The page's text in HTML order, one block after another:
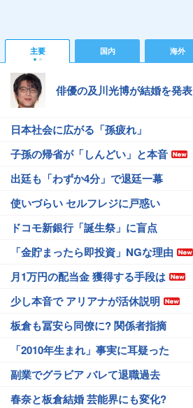
主要 国内 海外
俳優の及川光博が結婚を発表
日本社会に広がる「孫疲れ」
子孫の帰省が「しんどい」と本音
出廷も「わずか4分」で退廷一幕
使いづらい セルフレジに戸惑い
ドコモ新銀行「誕生祭」に盲点
「金貯まったら即投資」NGな理由
月1万円の配当金 獲得する手段は
少し本音で アリアナが活休説明
板倉も冨安ら同僚に? 関係者指摘
「2010年生まれ」事実に耳疑った
副業でグラビア バレて退職過去
春奈と板倉結婚 芸能界にも変化?